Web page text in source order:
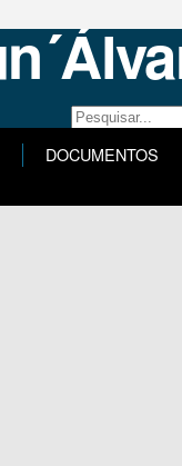
DOCUMENTOS